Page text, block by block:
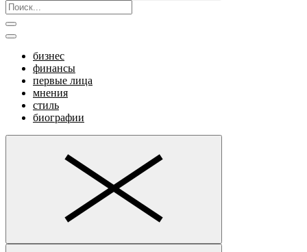
бизнес
финансы
первые лица
мнения
стиль
биографии